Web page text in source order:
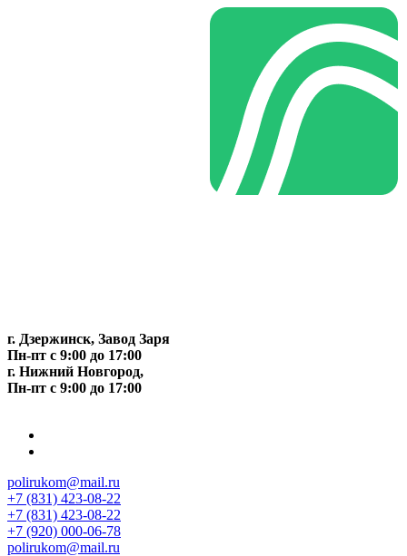
г. Дзержинск, Завод Заря
Пн-пт c 9:00 до 17:00
г. Нижний Новгород,
Пн-пт c 9:00 до 17:00
polirukom@mail.ru
+7 (831) 423-08-22
+7 (831) 423-08-22
+7 (920) 000-06-78
polirukom@mail.ru